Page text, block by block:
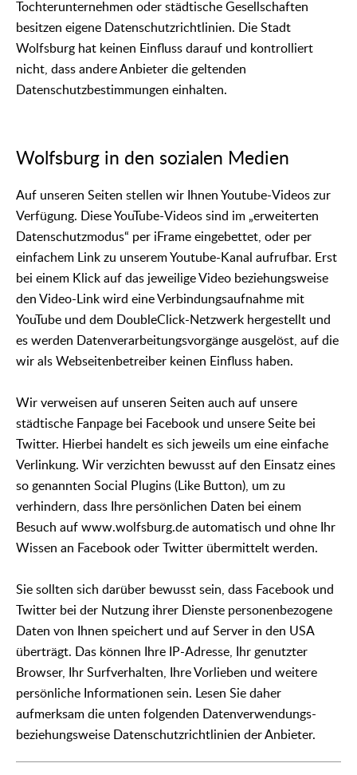
Tochterunternehmen oder städtische Gesellschaften
besitzen eigene Datenschutzrichtlinien. Die Stadt
Wolfsburg hat keinen Einfluss darauf und kontrolliert
nicht, dass andere Anbieter die geltenden
Datenschutzbestimmungen einhalten.
Wolfsburg in den sozialen Medien
Auf unseren Seiten stellen wir Ihnen Youtube-Videos zur
Verfügung. Diese YouTube-Videos sind im „erweiterten
Datenschutzmodus“ per iFrame eingebettet, oder per
einfachem Link zu unserem Youtube-Kanal aufrufbar. Erst
bei einem Klick auf das jeweilige Video beziehungsweise
den Video-Link wird eine Verbindungsaufnahme mit
YouTube und dem DoubleClick-Netzwerk hergestellt und
es werden Datenverarbeitungsvorgänge ausgelöst, auf die
wir als Webseitenbetreiber keinen Einfluss haben.
Wir verweisen auf unseren Seiten auch auf unsere
städtische Fanpage bei Facebook und unsere Seite bei
Twitter. Hierbei handelt es sich jeweils um eine einfache
Verlinkung. Wir verzichten bewusst auf den Einsatz eines
so genannten Social Plugins (Like Button), um zu
verhindern, dass Ihre persönlichen Daten bei einem
Besuch auf www.wolfsburg.de automatisch und ohne Ihr
Wissen an Facebook oder Twitter übermittelt werden.
Sie sollten sich darüber bewusst sein, dass Facebook und
Twitter bei der Nutzung ihrer Dienste personenbezogene
Daten von Ihnen speichert und auf Server in den USA
überträgt. Das können Ihre IP-Adresse, Ihr genutzter
Browser, Ihr Surfverhalten, Ihre Vorlieben und weitere
persönliche Informationen sein. Lesen Sie daher
aufmerksam die unten folgenden Datenverwendungs-
beziehungsweise Datenschutzrichtlinien der Anbieter.